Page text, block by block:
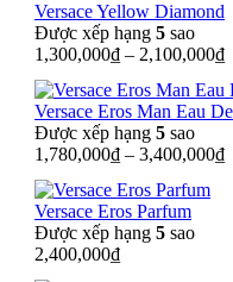
Versace Yellow Diamond
Được xếp hạng 5 sao
1,300,000₫ – 2,100,000₫
Versace Eros Man Eau
Được xếp hạng 5 sao
1,780,000₫ – 3,400,000₫
Versace Eros Parfum
Được xếp hạng 5 sao
2,400,000₫